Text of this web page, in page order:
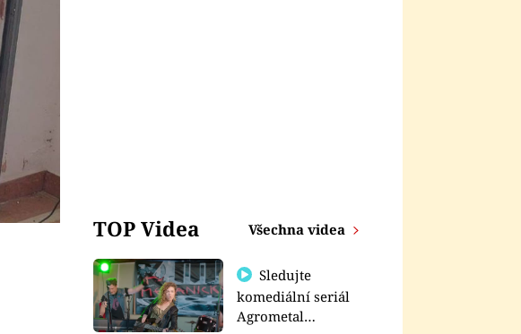
TOP Videa Všechna videa
Sledujte
komediální seriál
Agrometal